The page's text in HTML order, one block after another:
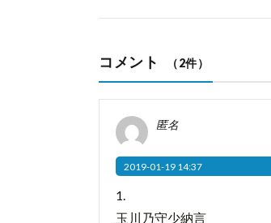
コメント （2件）
匿名
2019-01-19 14:37
1.
玉川乃守少納言